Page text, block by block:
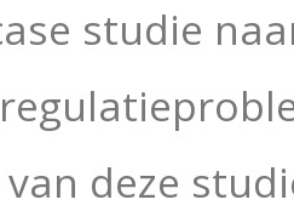
studie
deze